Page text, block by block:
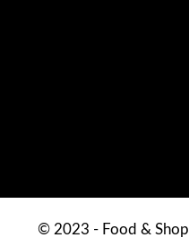
© 2023 - Food & Shop